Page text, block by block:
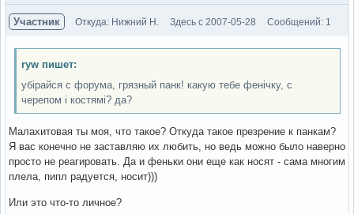
Участник Откуда: Нижний Н. Здесь с 2007-05-28 Сообщений: 1
ryw пишет:
убірайся с форума, грязный панк! какую тебе фенічку, с
черепом і костямі? да?
Малахитовая ты моя, что такое? Откуда такое презрение к панкам?
Я вас конечно не заставляю их любить, но ведь можно было наверно
просто не реагировать. Да и феньки они еще как носят - сама многим
плела, пипл радуется, носит)))
Или это что-то личное?